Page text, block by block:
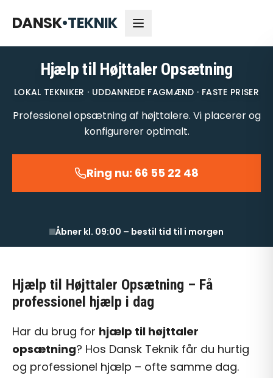
DANSK•TEKNIK
Åbner kl. 09:00
Hjælp til Højttaler Opsætning
LOKAL TEKNIKER · UDDANNEDE FAGMÆND · FASTE PRISER
Professionel opsætning af højttalere. Vi placerer og
konfigurerer optimalt.
Ring nu: 66 55 22 48
Åbner kl. 09:00 – bestil tid til i morgen
Hjælp til Højttaler Opsætning – Få
professionel hjælp i dag
Har du brug for hjælp til højttaler
opsætning? Hos Dansk Teknik får du hurtig
og professionel hjælp – ofte samme dag.